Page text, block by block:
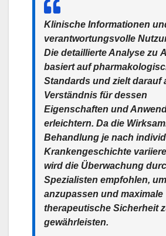
Klinische Informationen
verantwortungsvolle
Die detaillierte Analyse zu
basiert auf
Standards und zielt darauf
Verständnis für dessen
Eigenschaften und
erleichtern. Da die
Behandlung je nach
Krankengeschichte
wird die Überwachung
Spezialisten empfohlen,
anzupassen und maximale
therapeutische Sicherheit
gewährleisten.